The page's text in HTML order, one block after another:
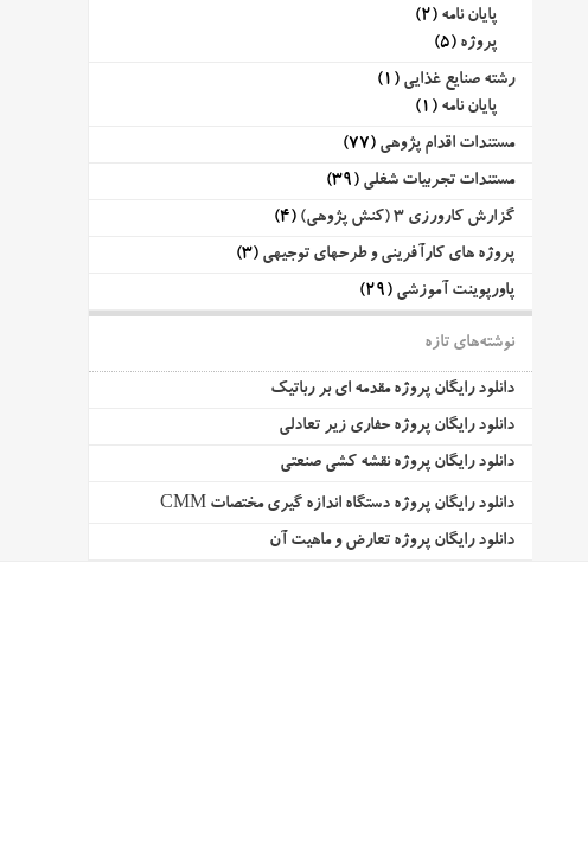
پایان نامه (2)
پروژه (5)
رشته صنایع غذایی (1)
پایان نامه (1)
مستندات اقدام پژوهی (77)
مستندات تجربیات شغلی (39)
گزارش کارورزی 3 (کنش پژوهی)
(4)
پروژه های کارآفرینی و طرحهای توجیهی (3)
پاورپوینت آموزشی (29)
نوشته‌های تازه
دانلود رایگان پروژه مقدمه ای بر رباتیک
دانلود رایگان پروژه حفاری زیر تعادلی
دانلود رایگان پروژه نقشه کشی صنعتی
دانلود رایگان پروژه دستگاه اندازه گیری مختصات CMM
دانلود رایگان پروژه تعارض و ماهیت آن